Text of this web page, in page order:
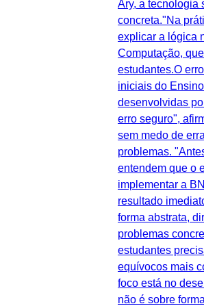
Ary, a tecnologia
concreta."Na
explicar a lógica
Computação,
estudantes.O
iniciais do
desenvolvidas
erro seguro",
sem medo de
problemas.
entendem que o
implementar a
resultado
forma abstrata,
problemas
estudantes
equívocos mais
foco está no
não é sobre